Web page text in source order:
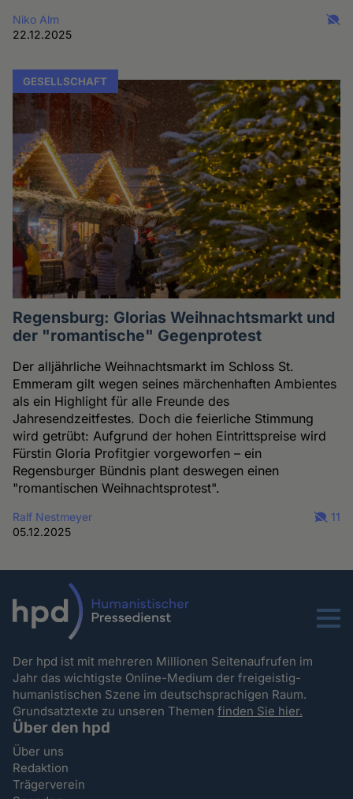
Niko Alm
22.12.2025
GESELLSCHAFT
Regensburg: Glorias Weihnachtsmarkt und
der "romantische" Gegenprotest
Der alljährliche Weihnachtsmarkt im Schloss St.
Emmeram gilt wegen seines märchenhaften Ambientes
als ein Highlight für alle Freunde des
Jahresendzeitfestes. Doch die feierliche Stimmung
wird getrübt: Aufgrund der hohen Eintrittspreise wird
Fürstin Gloria Profitgier vorgeworfen – ein
Regensburger Bündnis plant deswegen einen
"romantischen Weihnachtsprotest".
Ralf Nestmeyer
05.12.2025
11
Menu
Der hpd ist mit mehreren Millionen Seitenaufrufen im
Jahr das wichtigste Online-Medium der freigeistig-
humanistischen Szene im deutschsprachigen Raum.
Grundsatztexte zu unseren Themenfinden Sie hier.
Über den hpd
Über uns
Redaktion
Trägerverein